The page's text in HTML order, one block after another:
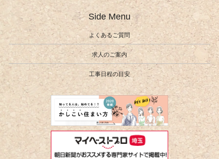
Side Menu
よくあるご質問
求人のご案内
工事日程の目安